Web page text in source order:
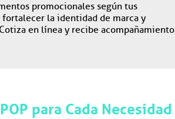
promocionales según tus
la identidad de marca y
en línea y recibe acompañamiento
para Cada Necesidad